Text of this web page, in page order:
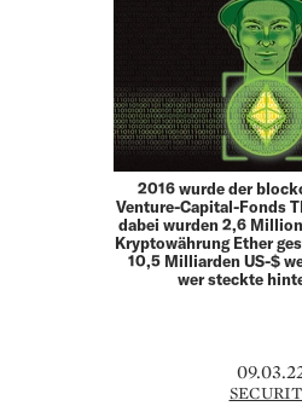
2016 wurde der
Venture-Capital-Fonds
dabei wurden 2,6
Kryptowährung Ether
10,5 Milliarden US-$
wer steckte